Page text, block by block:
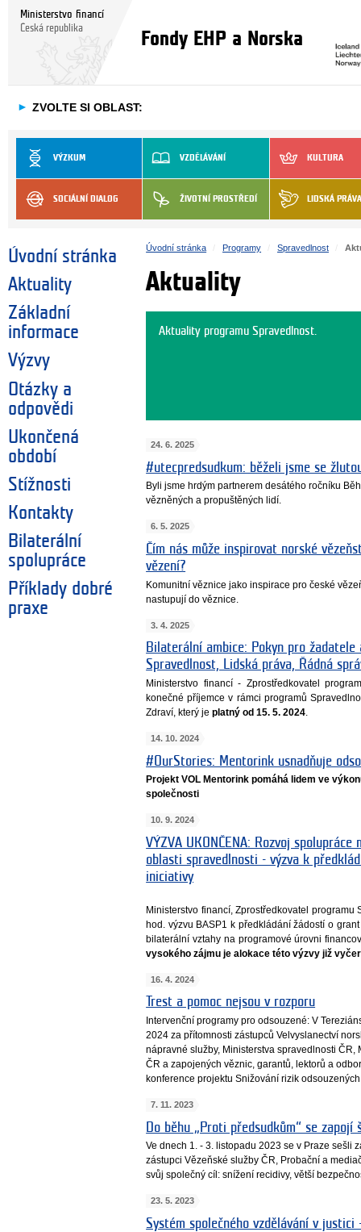
Ministerstvo financí
Česká republika
Fondy EHP a Norska
► ZVOLTE SI OBLAST:
VÝZKUM VZDĚLÁVÁNÍ KULTURA
SOCIÁLNÍ DIALOG ŽIVOTNÍ PROSTŘEDÍ LIDSKÁ PRÁVA
Úvodní stránka
Aktuality
Základní
informace
Výzvy
Otázky a
odpovědi
Ukončená
období
Stížnosti
Kontakty
Bilaterální
spolupráce
Příklady dobré
praxe
Úvodní stránka Programy Spravedlnost
Aktuality
Aktuality programu Spravedlnost.
24. 6. 2025
#utecpredsudkum: běželi jsme se
Byli jsme hrdým partnerem desátého ročníku
vězněných a propuštěných lidí.
6. 5. 2025
Čím nás může inspirovat norské
vězení?
Komunitní věznice jako inspirace pro české
nastupují do věznice.
3. 4. 2025
Bilaterální ambice: Pokyn pro
Spravedlnost, Lidská práva, Řádná
Ministerstvo financí - Zprostředkovatel
konečné příjemce v rámci programů
Zdraví, který jeplatný od 15. 5. 2024.
14. 10. 2024
#OurStories: Mentorink usnadňuje
Projekt VOL Mentorink pomáhá lidem ve
společnosti
10. 9. 2024
VÝZVA UKONČENA: Rozvoj
oblasti spravedlnosti - výzva k
iniciativy
Ministerstvo financí, Zprostředkovatel
hod. výzvu BASP1 k předkládání žádostí o
bilaterální vztahy na programové úrovni
vysokého zájmu je alokace této výzvy již
16. 4. 2024
Trest a pomoc nejsou v rozporu
Intervenční programy pro odsouzené: V
2024 za přítomnosti zástupců Velvyslanectví
nápravné služby, Ministerstva spravedlnosti
ČR a zapojených věznic, garantů, lektorů a
konference projektu Snižování rizik
7. 11. 2023
Do běhu „Proti předsudkům“ se
Ve dnech 1. - 3. listopadu 2023 se v Praze sešli
zástupci Vězeňské služby ČR, Probační a
svůj společný cíl: snížení recidivy, větší
23. 5. 2023
Systém společného vzdělávání v